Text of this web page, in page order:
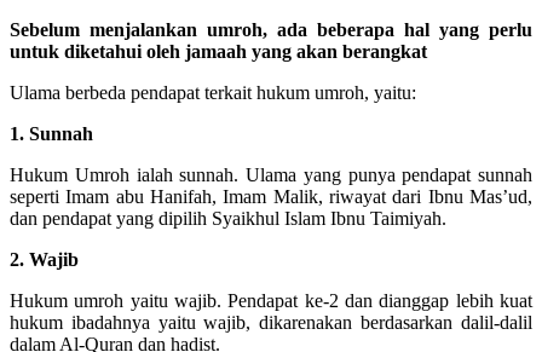
Sebelum menjalankan umroh, ada beberapa hal yang perlu
untuk diketahui oleh jamaah yang akan berangkat
Ulama berbeda pendapat terkait hukum umroh, yaitu:
1. Sunnah
Hukum Umroh ialah sunnah. Ulama yang punya pendapat sunnah
seperti Imam abu Hanifah, Imam Malik, riwayat dari Ibnu Mas’ud,
dan pendapat yang dipilih Syaikhul Islam Ibnu Taimiyah.
2. Wajib
Hukum umroh yaitu wajib. Pendapat ke-2 dan dianggap lebih kuat
hukum ibadahnya yaitu wajib, dikarenakan berdasarkan dalil-dalil
dalam Al-Quran dan hadist.